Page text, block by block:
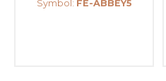
Symbol: FE-ABBEY5